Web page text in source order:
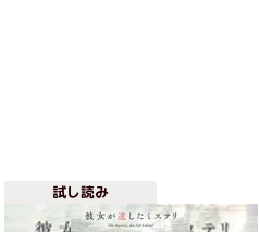
試し読み